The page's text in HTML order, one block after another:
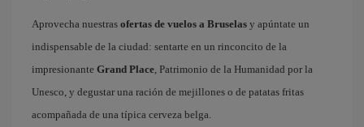
Aprovecha nuestras ofertas de vuelos a Bruselas y apúntate un
indispensable de la ciudad: sentarte en un rinconcito de la
impresionante Grand Place, Patrimonio de la Humanidad por la
Unesco, y degustar una ración de mejillones o de patatas fritas
acompañada de una típica cerveza belga.